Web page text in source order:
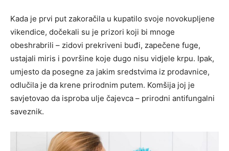
Kada je prvi put zakoračila u kupatilo svoje novokupljene
vikendice, dočekali su je prizori koji bi mnoge
obeshrabrili – zidovi prekriveni buđi, zapečene fuge,
ustajali miris i površine koje dugo nisu vidjele krpu. Ipak,
umjesto da posegne za jakim sredstvima iz prodavnice,
odlučila je da krene prirodnim putem. Komšija joj je
savjetovao da isproba ulje čajevca – prirodni antifungalni
saveznik.